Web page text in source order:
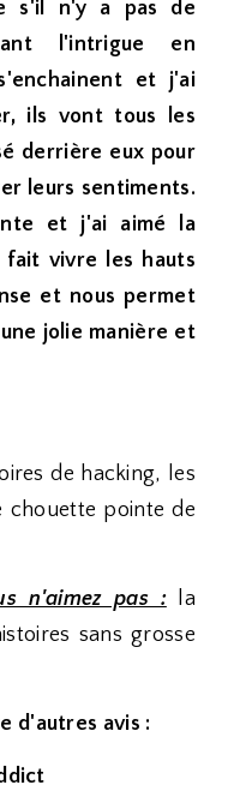
s'il n'y a pas de
l'intrigue en
et j'ai
ils vont tous les
derrière eux pour
leurs sentiments.
et j'ai aimé la
fait vivre les hauts
et nous permet
jolie manière et
de hacking, les
chouette pointe de
n'aimez pas :la
sans grosse
d'autres avis :